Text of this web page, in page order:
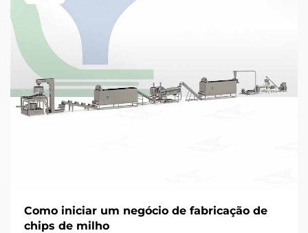
Como iniciar um negócio de fabricação de
chips de milho